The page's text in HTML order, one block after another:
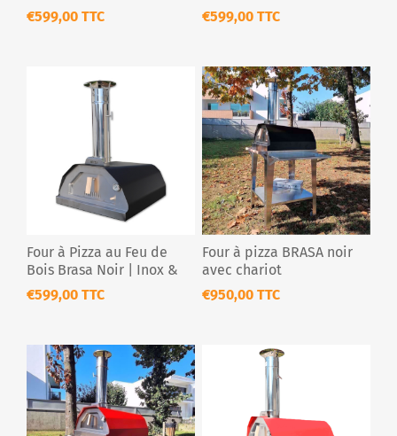
€599,00 TTC €599,00 TTC
Four à Pizza au Feu de
Bois Brasa Noir | Inox &
Portable
€599,00 TTC
Four à pizza BRASA noir
avec chariot
€950,00 TTC